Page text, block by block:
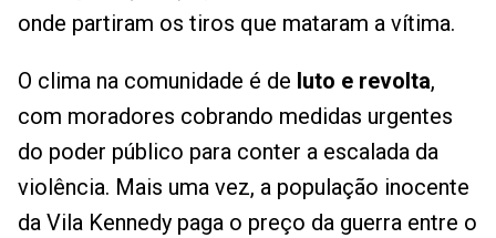
onde partiram os tiros que mataram a vítima.
O clima na comunidade é de luto e revolta,
com moradores cobrando medidas urgentes
do poder público para conter a escalada da
violência. Mais uma vez, a população inocente
da Vila Kennedy paga o preço da guerra entre o